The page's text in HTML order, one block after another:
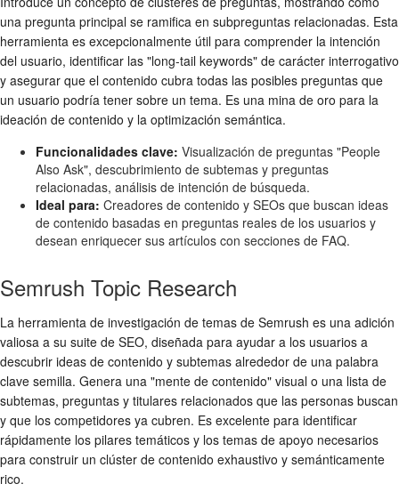
una pregunta principal se ramifica en subpreguntas relacionadas. Esta
herramienta es excepcionalmente útil para comprender la intención
del usuario, identificar las "long-tail keywords" de carácter interrogativo
y asegurar que el contenido cubra todas las posibles preguntas que
un usuario podría tener sobre un tema. Es una mina de oro para la
ideación de contenido y la optimización semántica.
Funcionalidades clave: Visualización de preguntas "People
Also Ask", descubrimiento de subtemas y preguntas
relacionadas, análisis de intención de búsqueda.
Ideal para: Creadores de contenido y SEOs que buscan ideas
de contenido basadas en preguntas reales de los usuarios y
desean enriquecer sus artículos con secciones de FAQ.
Semrush Topic Research
La herramienta de investigación de temas de Semrush es una adición
valiosa a su suite de SEO, diseñada para ayudar a los usuarios a
descubrir ideas de contenido y subtemas alrededor de una palabra
clave semilla. Genera una "mente de contenido" visual o una lista de
subtemas, preguntas y titulares relacionados que las personas buscan
y que los competidores ya cubren. Es excelente para identificar
rápidamente los pilares temáticos y los temas de apoyo necesarios
para construir un clúster de contenido exhaustivo y semánticamente
rico.